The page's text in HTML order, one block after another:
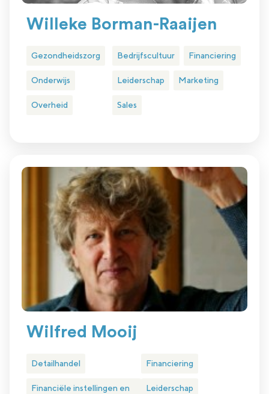
Willeke Borman-Raaijen
Gezondheidszorg
Onderwijs
Overheid
Bedrijfscultuur Financiering
Leiderschap Marketing
Sales
Wilfred Mooij
Detailhandel
Financiële instellingen en
Financiering
Leiderschap